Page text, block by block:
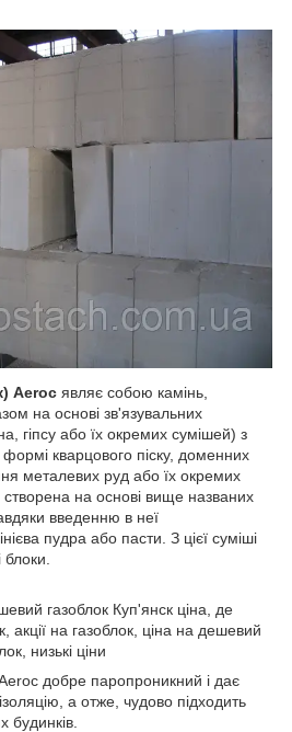
Aeroc являє собою камінь,
на основі зв'язувальних
гіпсу або їх окремих сумішей) з
кварцового піску, доменних
металевих руд або їх окремих
на основі вище названих
введенню в неї
пудра або пасти. З цієї суміші
газоблок Куп'янск ціна, де
акції на газоблок, ціна на дешевий
низькі ціни
добре паропроникний і дає
а отже, чудово підходить
будинків.